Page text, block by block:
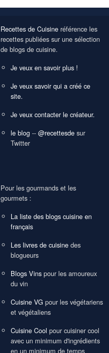
Recettes de Cuisine référence les
recettes publiées sur une sélection
de blogs de cuisine.
Je veux en savoir plus !
Je veux savoir qui a créé ce
site.
Je veux contacter le créateur.
le blog -- @recettesde sur
Twitter
Pour les gourmands et les
gourmets :
La liste des blogs cuisine en
français
Les livres de cuisine des
blogueurs
Blogs Vins pour les amoureux
du vin
Cuisine VG pour les végétariens
et végétaliens
Cuisine Cool pour cuisiner cool
avec un minimum d'ingrédients
en un minimum de temps